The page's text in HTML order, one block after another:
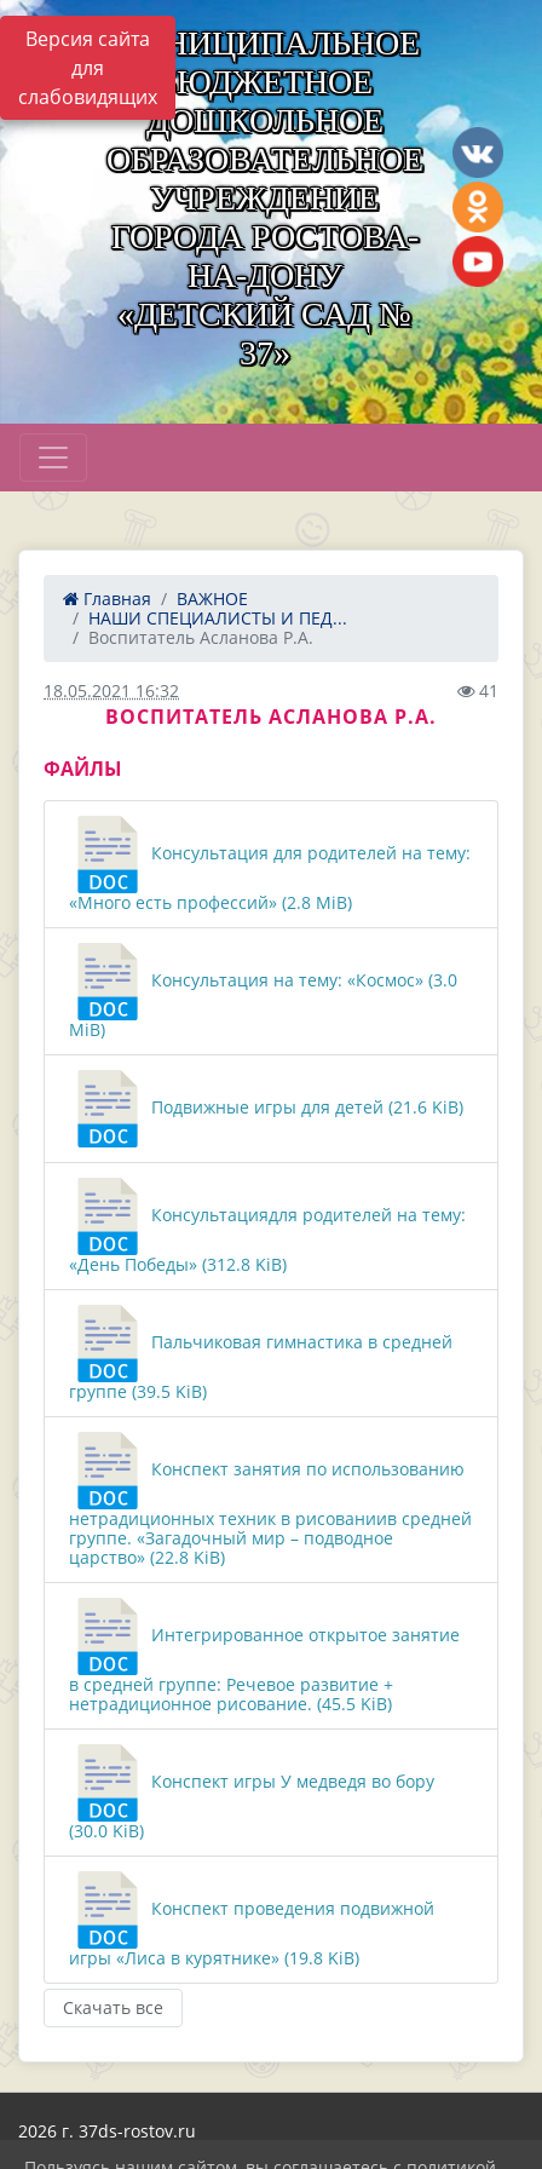
Версия сайта
для
слабовидящих
МУНИЦИПАЛЬНОЕ
БЮДЖЕТНОЕ
ДОШКОЛЬНОЕ
ОБРАЗОВАТЕЛЬНОЕ
УЧРЕЖДЕНИЕ
ГОРОДА РОСТОВА-
НА-ДОНУ
«ДЕТСКИЙ САД №
37»
Главная
ВАЖНОЕ
НАШИ СПЕЦИАЛИСТЫ И ПЕД...
Воспитатель Асланова Р.А.
18.05.2021 16:32 41
ВОСПИТАТЕЛЬ АСЛАНОВА Р.А.
ФАЙЛЫ
Консультация для родителей на тему:
«Много есть профессий» (2.8 MiB)
Консультация на тему: «Космос» (3.0
MiB)
Подвижные игры для детей (21.6 KiB)
Консультациядля родителей на тему:
«День Победы» (312.8 KiB)
Пальчиковая гимнастика в средней
группе (39.5 KiB)
Конспект занятия по использованию
нетрадиционных техник в рисованиив средней
группе. «Загадочный мир – подводное
царство» (22.8 KiB)
Интегрированное открытое занятие
в средней группе: Речевое развитие +
нетрадиционное рисование. (45.5 KiB)
Конспект игры У медведя во бору
(30.0 KiB)
Конспект проведения подвижной
игры «Лиса в курятнике» (19.8 KiB)
Скачать все
2026 г. 37ds-rostov.ru